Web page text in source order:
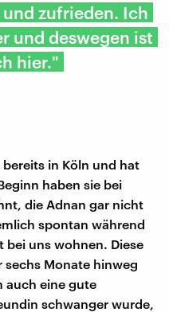
zufrieden. Ich
und deswegen ist
hier."
in Köln und hat
haben sie bei
die Adnan gar nicht
spontan während
bei uns wohnen. Diese
sechs Monate hinweg
auch eine gute
schwanger wurde,